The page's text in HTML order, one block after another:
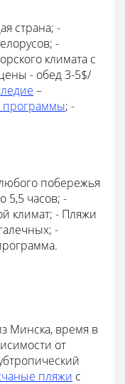
страна; -
-
климата с
- обед 3-5$/
–
программы; -
побережья
5,5 часов; -
климат; - Пляжи
-
Минска, время в
от
пляжи с